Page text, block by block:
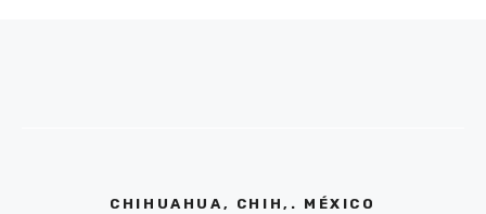
CHIHUAHUA, CHIH,. MÉXICO